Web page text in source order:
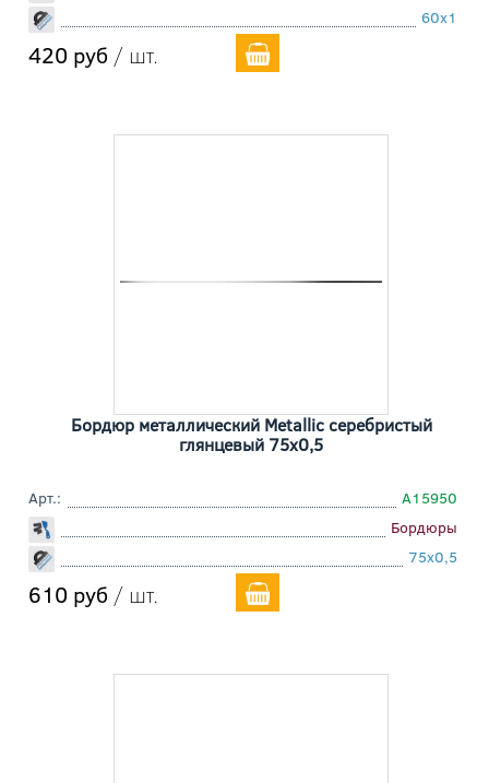
60x1
420 руб / шт.
Бордюр металлический Metallic серебристый
глянцевый 75x0,5
Арт.:
A15950
Бордюры
75x0,5
610 руб / шт.